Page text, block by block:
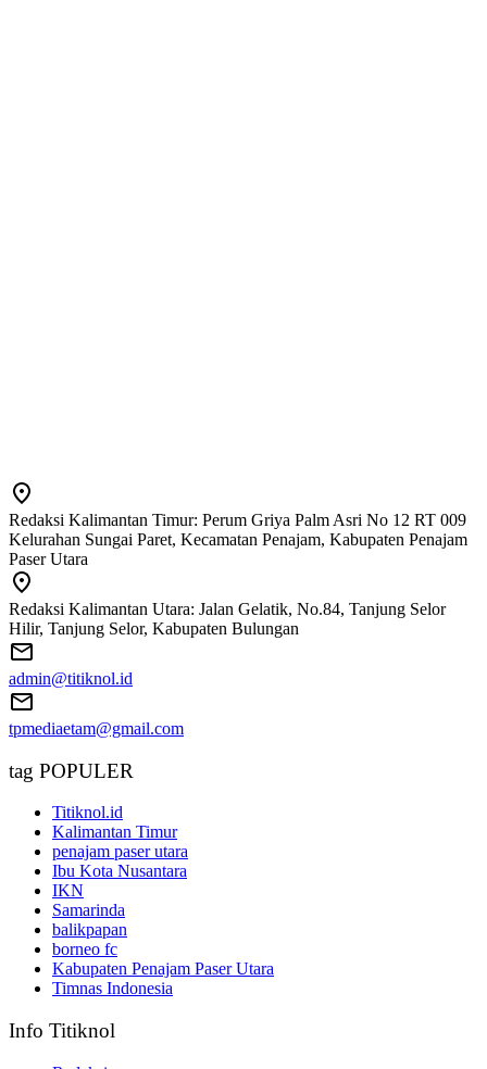
Redaksi Kalimantan Timur: Perum Griya Palm Asri No 12 RT 009
Kelurahan Sungai Paret, Kecamatan Penajam, Kabupaten Penajam
Paser Utara
Redaksi Kalimantan Utara: Jalan Gelatik, No.84, Tanjung Selor
Hilir, Tanjung Selor, Kabupaten Bulungan
admin@titiknol.id
tpmediaetam@gmail.com
tag POPULER
Titiknol.id
Kalimantan Timur
penajam paser utara
Ibu Kota Nusantara
IKN
Samarinda
balikpapan
borneo fc
Kabupaten Penajam Paser Utara
Timnas Indonesia
Info Titiknol